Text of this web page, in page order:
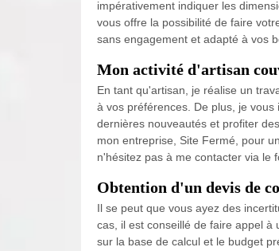
impérativement indiquer les
vous offre la possibilité de faire
sans engagement et adapté à vos
Mon activité d'artisan
En tant qu'artisan, je réalise un
à vos préférences. De plus, je
dernières nouveautés et profiter
mon entreprise, Site Fermé, pour
n'hésitez pas à me contacter via le
Obtention d'un devis de
Il se peut que vous ayez des
cas, il est conseillé de faire appel
sur la base de calcul et le budget